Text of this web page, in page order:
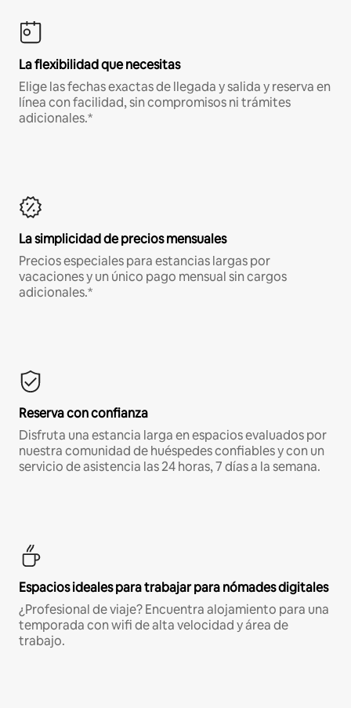
La flexibilidad que necesitas
Elige las fechas exactas de llegada y salida y reserva en
línea con facilidad, sin compromisos ni trámites
adicionales.*
La simplicidad de precios mensuales
Precios especiales para estancias largas por
vacaciones y un único pago mensual sin cargos
adicionales.*
Reserva con confianza
Disfruta una estancia larga en espacios evaluados por
nuestra comunidad de huéspedes confiables y con un
servicio de asistencia las 24 horas, 7 días a la semana.
Espacios ideales para trabajar para nómades digitales
¿Profesional de viaje? Encuentra alojamiento para una
temporada con wifi de alta velocidad y área de
trabajo.